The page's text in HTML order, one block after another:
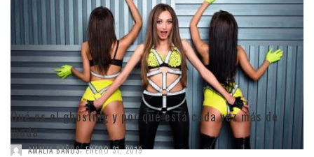
Qué es el ghosting y por qué está cada vez más de
moda
AMALIA BAÑOS, ENERO 31, 2019